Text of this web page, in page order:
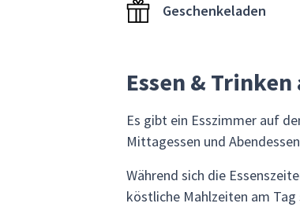
Geschenkeladen
Essen &
Es gibt ein Esszimmer auf
Mittagessen und
Während sich die
köstliche Mahlzeiten am